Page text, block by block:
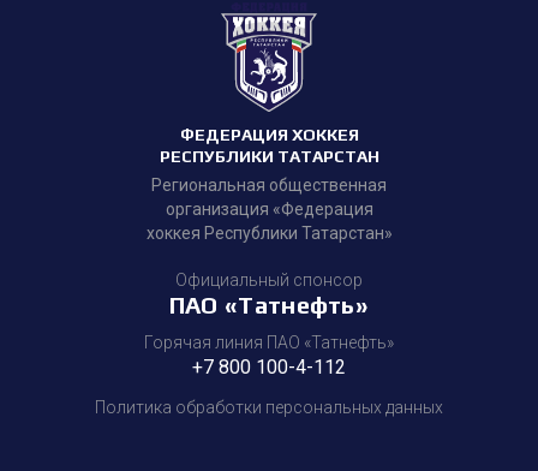
ФЕДЕРАЦИЯ ХОККЕЯ
РЕСПУБЛИКИ ТАТАРСТАН
Региональная общественная
организация «Федерация
хоккея Республики Татарстан»
Официальный спонсор
ПАО «Татнефть»
Горячая линия ПАО «Татнефть»
+7 800 100-4-112
Политика обработки персональных данных